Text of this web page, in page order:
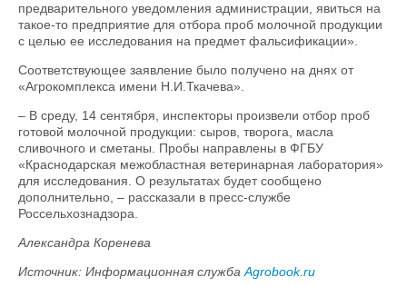
предварительного уведомления администрации, явиться на
такое-то предприятие для отбора проб молочной продукции
с целью ее исследования на предмет фальсификации».
Соответствующее заявление было получено на днях от
«Агрокомплекса имени Н.И.Ткачева».
– В среду, 14 сентября, инспекторы произвели отбор проб
готовой молочной продукции: сыров, творога, масла
сливочного и сметаны. Пробы направлены в ФГБУ
«Краснодарская межобластная ветеринарная лаборатория»
для исследования. О результатах будет сообщено
дополнительно, – рассказали в пресс-службе
Россельхознадзора.
Александра Коренева
Источник: Информационная служба Agrobook.ru